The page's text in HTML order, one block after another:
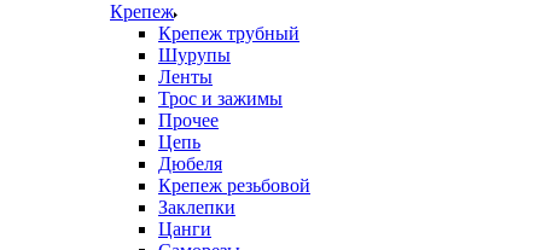
Крепеж
Крепеж трубный
Шурупы
Ленты
Трос и зажимы
Прочее
Цепь
Дюбеля
Крепеж резьбовой
Заклепки
Цанги